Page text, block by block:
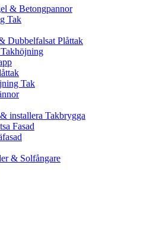
& Betongpannor
Tak
Dubbelfalsat Plåttak
Tak
installera Takbrygga
Fasad
& Solfångare